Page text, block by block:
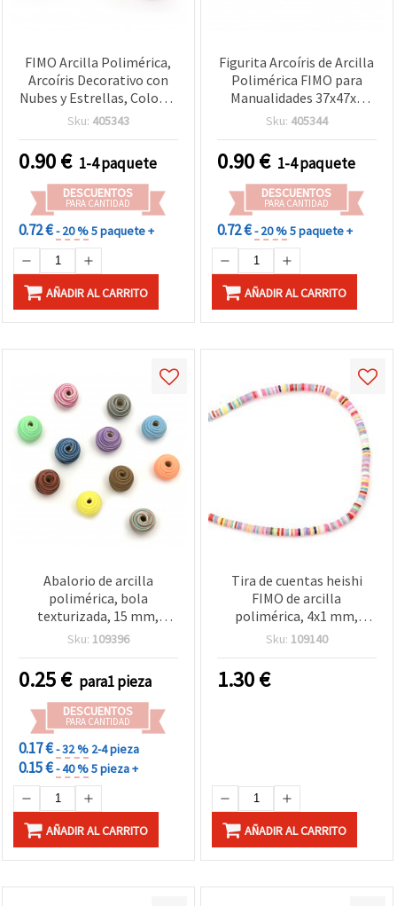
FIMO Arcilla Polimérica,
Arcoíris Decorativo con
Nubes y Estrellas, Colores
Pastel, 37 x 47 x 3 mm,
Sku: 405343
0.90€ 1-4 paquete
DESCUENTOS
PARA CANTIDAD
0.72 €- 20 %5 paquete +
AÑADIR AL CARRITO
Figurita Arcoíris de Arcilla
Polimérica FIMO para
Manualidades 37x47x3
mm - 2 piezas
Sku: 405344
0.90€ 1-4 paquete
DESCUENTOS
PARA CANTIDAD
0.72 €- 20 %5 paquete +
AÑADIR AL CARRITO
Abalorio de arcilla
polimérica, bola
texturizada, 15 mm,
agujero: 3 mm, colores
Sku: 109396
0.25€ para1 pieza
DESCUENTOS
PARA CANTIDAD
0.17 €- 32 % 2-4 pieza
0.15 €- 40 %5 pieza +
AÑADIR AL CARRITO
Tira de cuentas heishi
FIMO de arcilla
polimérica, 4x1 mm,
agujero: 1 mm, colores
Sku: 109140
1.30€
AÑADIR AL CARRITO